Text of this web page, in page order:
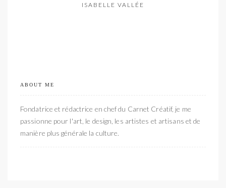
ISABELLE VALLÉE
ABOUT ME
Fondatrice et rédactrice en chef du Carnet Créatif, je me
passionne pour l'art, le design, les artistes et artisans et de
manière plus générale la culture.